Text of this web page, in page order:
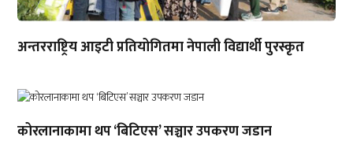
अन्तरराष्ट्रिय आइटी प्रतियोगितमा नेपाली विद्यार्थी पुरस्कृत
कोरलानाकामा थप ‘बिटिएस’ सञ्चार उपकरण जडान